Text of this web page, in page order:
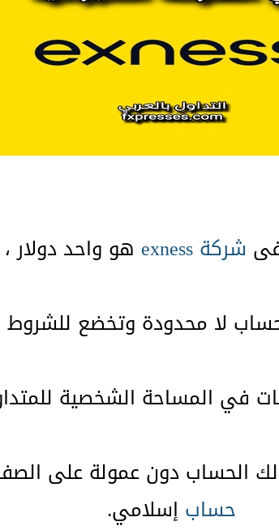
شركة exness هو واحد دولار
حساب إسلامي.